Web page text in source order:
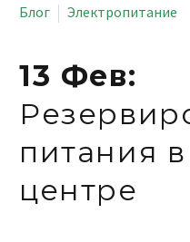
Блог
Электропитание
13 Фев:
питания
центре